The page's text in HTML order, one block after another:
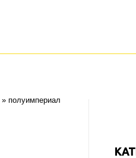
» полуимпериал